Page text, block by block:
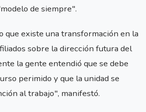
de siempre".
que existe una transformación en la
sobre la dirección futura del
la gente entendió que se debe
perimido y que la unidad se
al trabajo", manifestó.